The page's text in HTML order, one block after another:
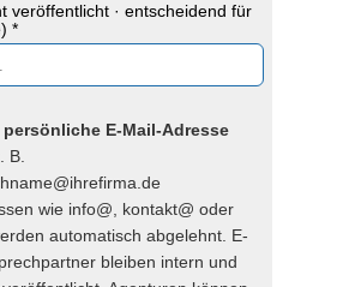
veröffentlicht · entscheidend für
*
E-Mail-Adresse
B.
wie info@, kontakt@ oder
automatisch abgelehnt. E-
bleiben intern und